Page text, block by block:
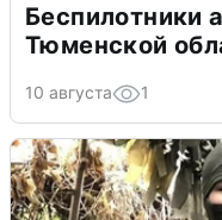
Беспилотники
Тюменской
10 августа 1